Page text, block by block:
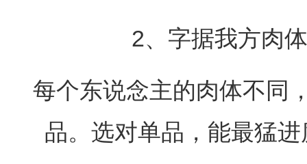
2、字据我方肉
每个东说念主的肉体不同
品。选对单品，能最猛